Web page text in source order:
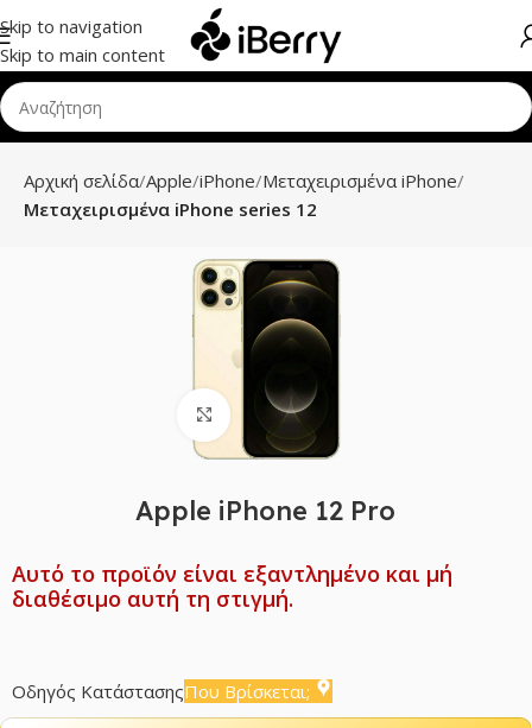
Skip to navigation
Skip to main content
Αρχική σελίδα Apple iPhone Μεταχειρισμένα iPhone
Μεταχειρισμένα iPhone series 12
Click to enlarge
Apple iPhone 12 Pro
Αυτό το προϊόν είναι εξαντλημένο και μή
διαθέσιμο αυτή τη στιγμή.
Οδηγός ΚατάστασηςΠου Βρίσκεται;